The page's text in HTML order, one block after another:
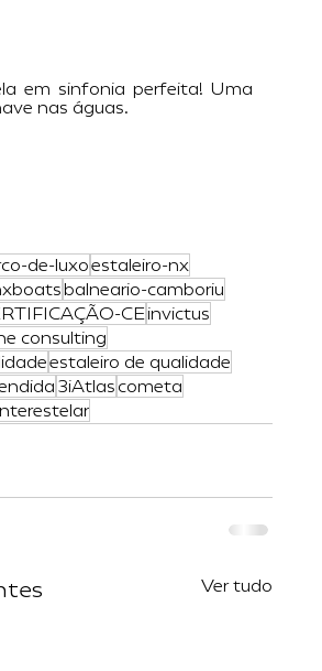
em sinfonia perfeita! Uma
nas águas.
de-luxoestaleiro-nx
balneario-camboriu
CEinvictus
consulting
estaleiro de qualidade
3iAtlas cometa
Ver tudo